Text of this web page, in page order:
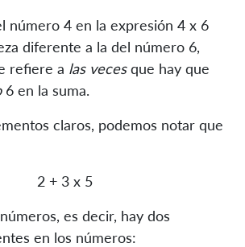
número 4 en la expresión 4 x 6
diferente a la del número 6,
refiere a las vecesque hay que
6 en la suma.
claros, podemos notar que
2 + 3 x 5
es decir, hay dos
en los números: